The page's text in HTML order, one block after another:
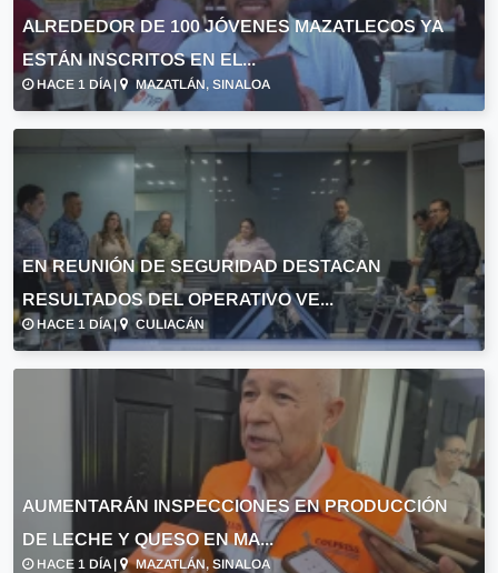
ALREDEDOR DE 100 JÓVENES MAZATLECOS YA
ESTÁN INSCRITOS EN EL...
HACE 1 DÍA | MAZATLÁN, SINALOA
EN REUNIÓN DE SEGURIDAD DESTACAN
RESULTADOS DEL OPERATIVO VE...
HACE 1 DÍA | CULIACÁN
AUMENTARÁN INSPECCIONES EN PRODUCCIÓN
DE LECHE Y QUESO EN MA...
HACE 1 DÍA | MAZATLÁN, SINALOA